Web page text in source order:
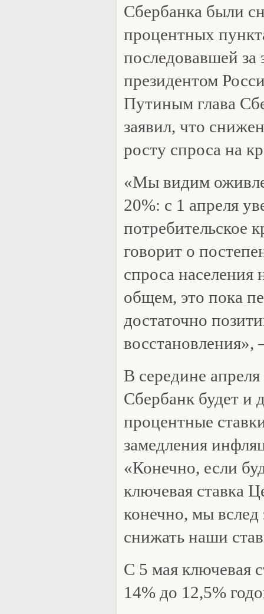
Сбербанка были
процентных
последовавшей за
президентом
Путиным глава
заявил, что
росту спроса на
«Мы видим
20%: с 1 апреля
потребительское
говорит о
спроса
общем, это пока
достаточно
В середине
Сбербанк будет и
процентные
замедления
«Конечно, если
ключевая ставка
конечно, мы вслед
снижать наши
С 5 мая ключевая
14% до 12,5%